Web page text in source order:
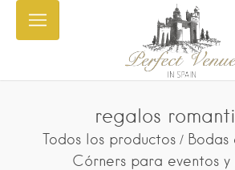
regalos
Todos los productos
Bodas
Córners para eventos y